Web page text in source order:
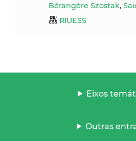
Bérangère Szostak,
RIUESS
Eixos
Outras